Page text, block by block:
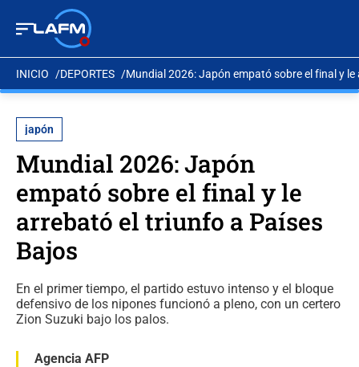
INICIO DEPORTES Mundial 2026: Japón empató sobre el final y
japón
Mundial 2026: Japón
empató sobre el final y le
arrebató el triunfo a Países
Bajos
En el primer tiempo, el partido estuvo intenso y el bloque
defensivo de los nipones funcionó a pleno, con un certero
Zion Suzuki bajo los palos.
Agencia AFP